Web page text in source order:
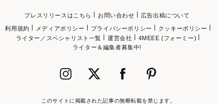
プレスリリースはこちら お問い合わせ
広告出稿について
利用規約
メディアポリシー プライバシーポリシー
クッキーポリシー
ライター／スペシャリスト一覧
運営会社
4MEEE (フォーミー)
ライター＆編集者募集中!
このサイトに掲載された記事の無断転載を禁じます。